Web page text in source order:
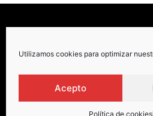
Utilizamos cookies para optimizar
Acepto
Política de cookies